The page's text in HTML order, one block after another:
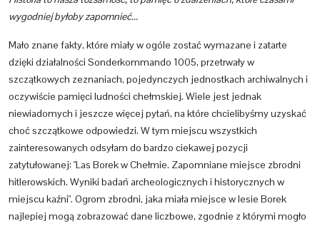
wygodniej byłoby zapomnieć...
Mało znane fakty, które miały w ogóle zostać wymazane i zatarte
dzięki działalności Sonderkommando 1005, przetrwały w
szczątkowych zeznaniach, pojedynczych jednostkach archiwalnych i
oczywiście pamięci ludności chełmskiej. Wiele jest jednak
niewiadomych i jeszcze więcej pytań, na które chcielibyśmy uzyskać
choć szczątkowe odpowiedzi. W tym miejscu wszystkich
zainteresowanych odsyłam do bardzo ciekawej pozycji
zatytułowanej: "Las Borek w Chełmie. Zapomniane miejsce zbrodni
hitlerowskich. Wyniki badań archeologicznych i historycznych w
miejscu kaźni". Ogrom zbrodni, jaka miała miejsce w lesie Borek
najlepiej mogą zobrazować dane liczbowe, zgodnie z którymi mogło